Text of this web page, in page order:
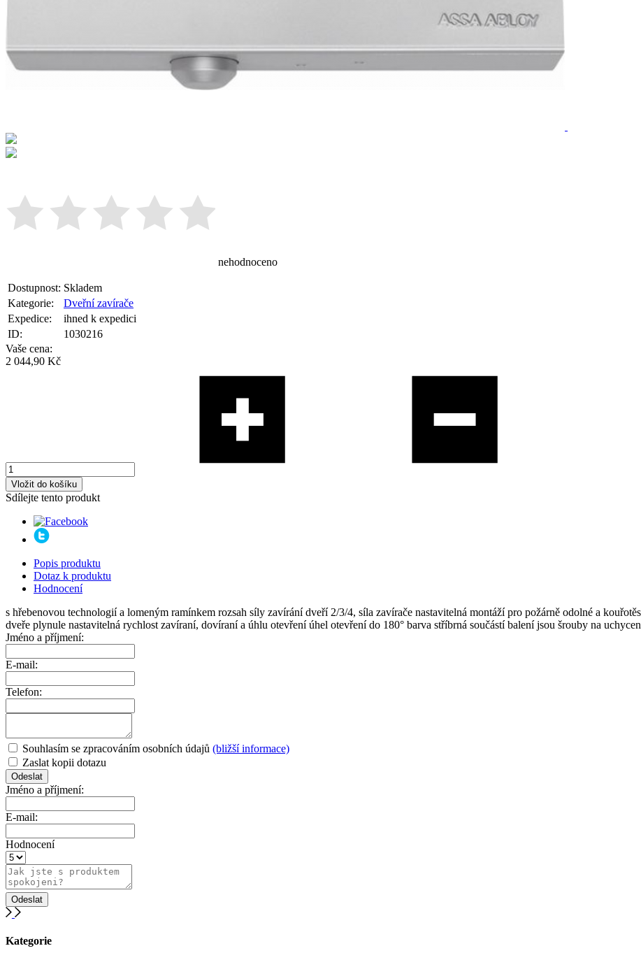
nehodnoceno
Dostupnost: Skladem
Kategorie:
Dveřní zavírače
Expedice:
ihned k expedici
ID:
1030216
Vaše cena:
2 044,90 Kč
Vložit do košíku
Sdílejte tento produkt
Popis produktu
Dotaz k produktu
Hodnocení
s hřebenovou technologií a lomeným ramínkem rozsah síly zavírání dveří 2/3/4, síla zavírače nastavitelná montáží pro požárně odolné a
dveře plynule nastavitelná rychlost zavíraní, dovíraní a úhlu otevření úhel otevření do 180° barva stříbrná součástí balení jsou šrouby na
Jméno a příjmení:
E-mail:
Telefon:
Souhlasím se zpracováním osobních údajů (bližší informace)
Zaslat kopii dotazu
Jméno a příjmení:
E-mail:
Hodnocení
Kategorie